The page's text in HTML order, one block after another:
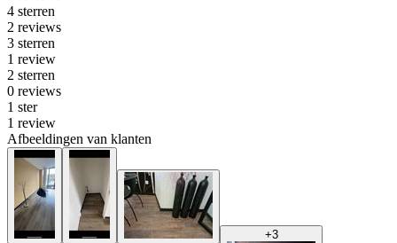
4 sterren
2 reviews
3 sterren
1 review
2 sterren
0 reviews
1 ster
1 review
Afbeeldingen van klanten
+3